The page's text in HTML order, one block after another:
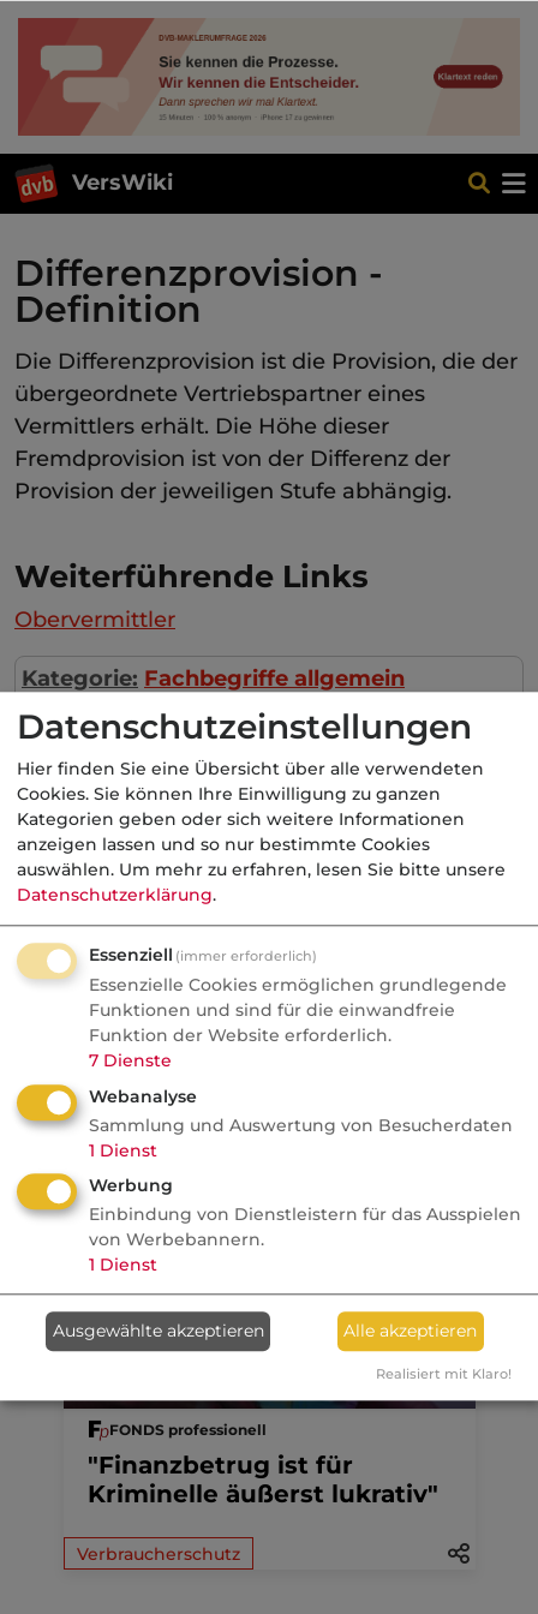
VersWiki
Differenzprovision -
Definition
Die Differenzprovision ist die Provision, die der
übergeordnete Vertriebspartner eines
Vermittlers erhält. Die Höhe dieser
Fremdprovision ist von der Differenz der
Provision der jeweiligen Stufe abhängig.
Weiterführende Links
Obervermittler
Kategorie: Fachbegriffe allgemein
AktuelleNachrichten
05.08.2026
Nachrichten
GKV-Beiträge als Instrument
der Industriepolitik
Politik
Anzeige 06.08.2026
Allianz
1,7 Mio. junge Erwachsene
wollen gut beraten werden.
05.08.2026
FONDS professionell
"Finanzbetrug ist für
Kriminelle äußerst lukrativ"
Verbraucherschutz
Datenschutzeinstellungen
Hier finden Sie eine Übersicht über alle verwendeten
Cookies. Sie können Ihre Einwilligung zu ganzen
Kategorien geben oder sich weitere Informationen
anzeigen lassen und so nur bestimmte Cookies
auswählen. Um mehr zu erfahren, lesen Sie bitte unsere
Datenschutzerklärung.
Essenziell (immer erforderlich)
Essenzielle Cookies ermöglichen grundlegende
Funktionen und sind für die einwandfreie
Funktion der Website erforderlich.
7 Dienste
Webanalyse
Sammlung und Auswertung von Besucherdaten
1 Dienst
Werbung
Einbindung von Dienstleistern für das Ausspielen
von Werbebannern.
1 Dienst
Ausgewählte akzeptieren Alle akzeptieren
Realisiert mit Klaro!